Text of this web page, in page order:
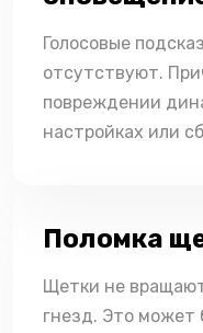
Голосовые
отсутствуют.
повреждении
настройках или
Поломка
Щетки не
гнезд. Это может